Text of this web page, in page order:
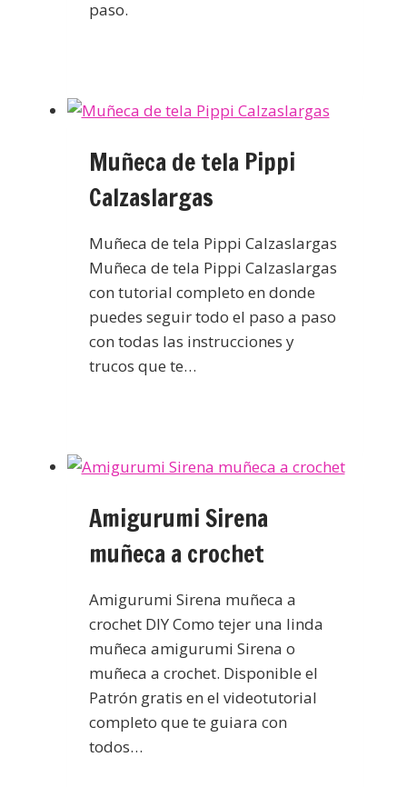
paso.
Muñeca de tela Pippi
Calzaslargas
Muñeca de tela Pippi Calzaslargas
Muñeca de tela Pippi Calzaslargas
con tutorial completo en donde
puedes seguir todo el paso a paso
con todas las instrucciones y
trucos que te…
Amigurumi Sirena
muñeca a crochet
Amigurumi Sirena muñeca a
crochet DIY Como tejer una linda
muñeca amigurumi Sirena o
muñeca a crochet. Disponible el
Patrón gratis en el videotutorial
completo que te guiara con
todos…